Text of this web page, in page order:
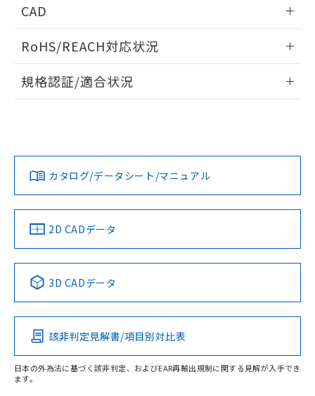
受光出力-距離特性
CAD
ドすることができます。
ログイン/会員登録
ダウンロードデータをご利用いただく前に、以下を必ずお読
みください。
ソフトウェアの使用条件
RoHS/REACH対応状況
EU RoHS 注意事項・凡例
対応済み
中国 RoHS 注意事項・凡例
Pb Hg Cd Cr(VI)
O
規格認証/適合状況
LR型式承認
（イギリス
船舶規格）
DNV型式承認
（ノルウェー
BV型式承認
（フランス
KR型式
（韓国
No No No No
この製品の規格認証/適合状況ページへ
その他の認証はこちらのページからご検索ください
カタログ/データシート/マニュアル
2D CADデータ
3D CADデータ
該非判定見解書/項目別対比表
日本の外為法に基づく該非判定、およびEAR再輸出規制に関する見解が入手でき
ます。
既に当社にて対応品への在庫切替を完了
していることから、特段のことがない限
り、2022年1月12日より割愛しておりま
す。